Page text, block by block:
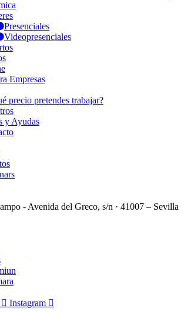
Presenciales
Videopresenciales
Empresas
precio pretendes trabajar?
y Ayudas
- Avenida del Greco, s/n · 41007 – Sevilla
Instagram